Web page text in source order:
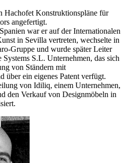
Hachofet Konstruktionspläne für
angefertigt.
war er auf der Internationalen
in Sevilla vertreten, wechselte in
Gruppe und wurde später Leiter
S.L. Unternehmen, das sich
von Ständern mit
ein eigenes Patent verfügt.
von Idiliq, einem Unternehmen,
den Verkauf von Designmöbeln in